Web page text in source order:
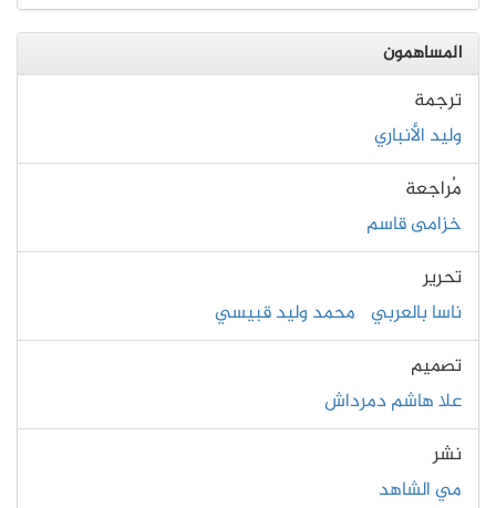
المساهمون
ترجمة
وليد الأنباري
مُراجعة
خزامى قاسم
تحرير
ناسا بالعربي محمد وليد قبيسي
تصميم
علا هاشم دمرداش
نشر
مي الشاهد